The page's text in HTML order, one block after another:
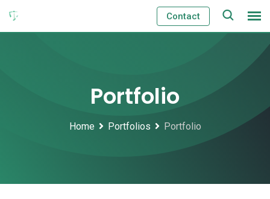
Skip
Contact
Portfolio
Home Portfolios Portfolio